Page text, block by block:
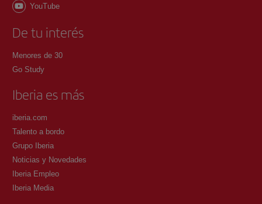
YouTube
De tu interés
Menores de 30
Go Study
Iberia es más
iberia.com
Talento a bordo
Grupo Iberia
Noticias y Novedades
Iberia Empleo
Iberia Media